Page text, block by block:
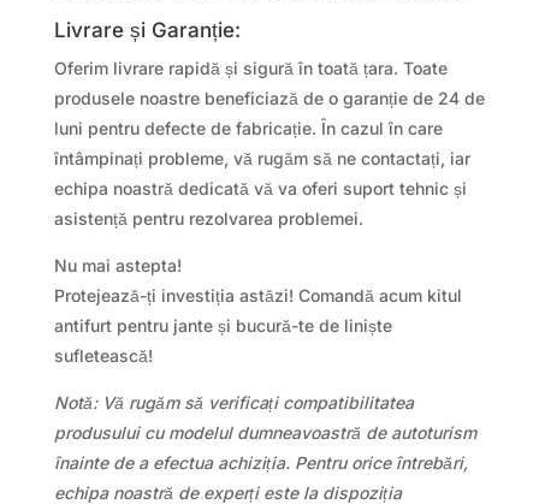
Livrare și Garanție:
Oferim livrare rapidă și sigură în toată țara. Toate
produsele noastre beneficiază de o garanție de 24 de
luni pentru defecte de fabricație. În cazul în care
întâmpinați probleme, vă rugăm să ne contactați, iar
echipa noastră dedicată vă va oferi suport tehnic și
asistență pentru rezolvarea problemei.
Nu mai astepta!
Protejează-ți investiția astăzi! Comandă acum kitul
antifurt pentru jante și bucură-te de liniște
sufletească!
Notă: Vă rugăm să verificați compatibilitatea
produsului cu modelul dumneavoastră de autoturism
înainte de a efectua achiziția. Pentru orice întrebări,
echipa noastră de experți este la dispoziția